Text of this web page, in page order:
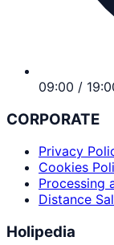
09:00 /
CORPORATE
Privacy
Cookies
Processing
Distance
Holipedia